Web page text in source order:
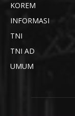
KOREM
INFORMASI
TNI
TNI AD
UMUM